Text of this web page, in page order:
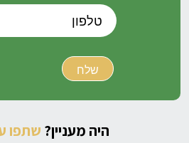
היה מעניין? שתפו